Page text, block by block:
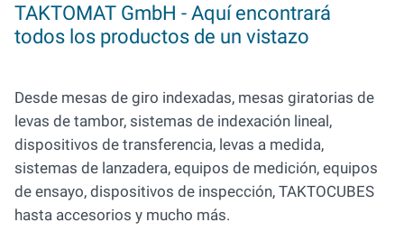
TAKTOMAT GmbH - Aquí encontrará
todos los productos de un vistazo
Desde mesas de giro indexadas, mesas giratorias de
levas de tambor, sistemas de indexación lineal,
dispositivos de transferencia, levas a medida,
sistemas de lanzadera, equipos de medición, equipos
de ensayo, dispositivos de inspección, TAKTOCUBES
hasta accesorios y mucho más.